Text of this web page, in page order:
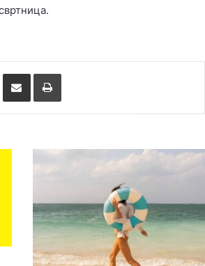
Сподели преку Е-маил Испринтај